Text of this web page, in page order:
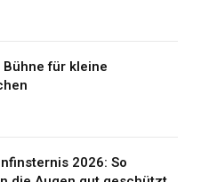
Bühne für kleine
2026: So